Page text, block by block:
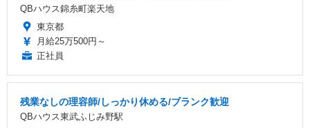
QBハウス錦糸町楽天地
東京都
月給25万500円～
正社員
残業なしの理容師/しっかり休める/ブランク歓迎
QBハウス東武ふじみ野駅